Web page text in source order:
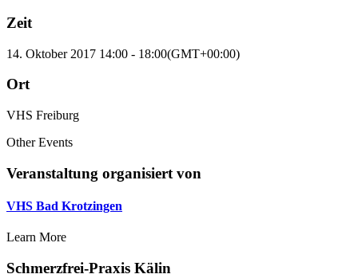
Zeit
14. Oktober 2017 14:00 - 18:00(GMT+00:00)
Ort
VHS Freiburg
Other Events
Veranstaltung organisiert von
VHS Bad Krotzingen
Learn More
Schmerzfrei-Praxis Kälin